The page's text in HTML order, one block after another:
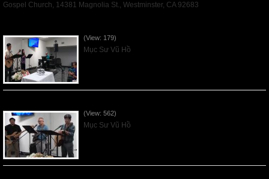
Gospel Church, 14381 Magnolia St., Westminster, CA 92683
(View: 179)
Mục Sư Vũ Hồ
(View: 562)
Mục Sư Vũ Hồ